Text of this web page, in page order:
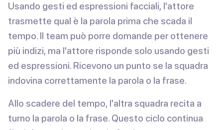
Usando gesti ed espressioni facciali, l'attore
trasmette qual è la parola prima che scada il
tempo. Il team può porre domande per ottenere
più indizi, ma l'attore risponde solo usando gesti
ed espressioni. Ricevono un punto se la squadra
indovina correttamente la parola o la frase.
Allo scadere del tempo, l'altra squadra recita a
turno la parola o la frase. Questo ciclo continua